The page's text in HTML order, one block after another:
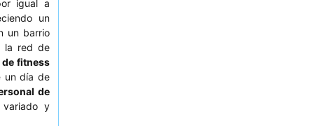
igual a
un
un barrio
la red de
de fitness
un día de
de
y